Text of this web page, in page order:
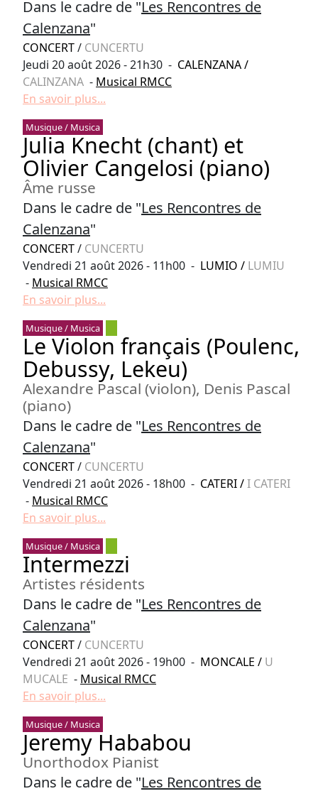
Dans le cadre de "Les Rencontres de
Calenzana"
CONCERT/ CUNCERTU
Jeudi 20 août 2026 - 21h30 - CALENZANA/
CALINZANA - Musical RMCC
En savoir plus...
Musique / Musica
Julia Knecht (chant) et
Olivier Cangelosi (piano)
Âme russe
Dans le cadre de "Les Rencontres de
Calenzana"
CONCERT/ CUNCERTU
Vendredi 21 août 2026 - 11h00 - LUMIO / LUMIU
- Musical RMCC
En savoir plus...
Musique / Musica
Le Violon français (Poulenc,
Debussy, Lekeu)
Alexandre Pascal (violon), Denis Pascal
(piano)
Dans le cadre de "Les Rencontres de
Calenzana"
CONCERT/ CUNCERTU
Vendredi 21 août 2026 - 18h00 - CATERI/I CATERI
- Musical RMCC
En savoir plus...
Musique / Musica
Intermezzi
Artistes résidents
Dans le cadre de "Les Rencontres de
Calenzana"
CONCERT/ CUNCERTU
Vendredi 21 août 2026 - 19h00 - MONCALE / U
MUCALE - Musical RMCC
En savoir plus...
Musique / Musica
Jeremy Hababou
Unorthodox Pianist
Dans le cadre de "Les Rencontres de